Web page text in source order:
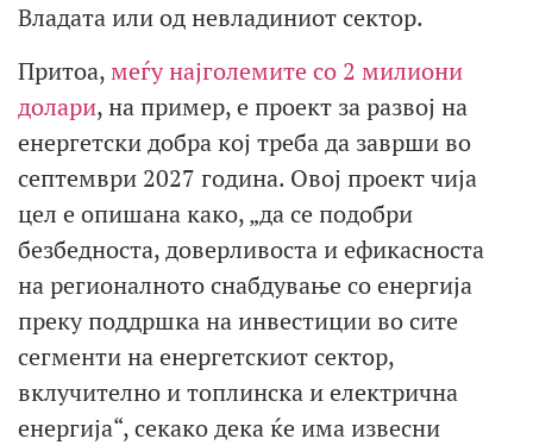
Владата или од невладиниот сектор.
Притоа,меѓу најголемите со 2 милиони
долари, на пример, е проект за развој на
енергетски добра кој треба да заврши во
септември 2027 година. Овој проект чија
цел е опишана како, „да се подобри
безбедноста, доверливоста и ефикасноста
на регионалното снабдување со енергија
преку поддршка на инвестиции во сите
сегменти на енергетскиот сектор,
вклучително и топлинска и електрична
енергија“, секако дека ќе има извесни